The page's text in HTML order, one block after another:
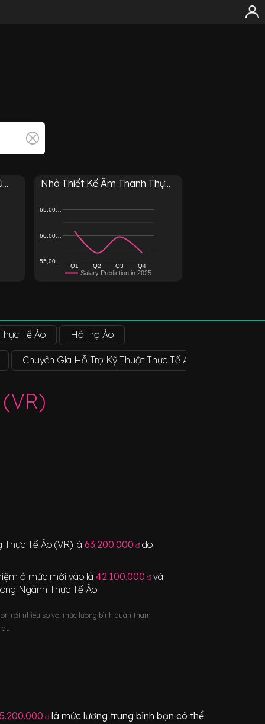
Nhà Thiết Kế Âm Thanh Thự...
Salary Prediction in 2025
Q1 Q2 Q3 Q4
55,00…
60,00…
65,00…
Tế Ảo Hỗ Trợ Ảo
Chuyên Gia Hỗ Trợ Kỹ Thuật Thực Tế Ảo (VR)
Tế Ảo (VR) là 63.200.000 đdo
ở mức mới vào là 42.100.000 đ và
Ngành Thực Tế Ảo.
rất nhiều so với mức lương bình quân tham
đlà mức lương trung bình bạn có thể